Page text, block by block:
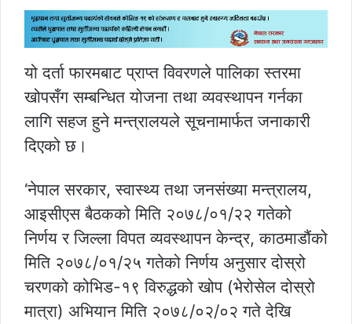
यो दर्ता फारमबाट प्राप्त विवरणले पालिका स्तरमा
खोपसँग सम्बन्धित योजना तथा व्यवस्थापन गर्नका
लागि सहज हुने मन्त्रालयले सूचनामार्फत जनाकारी
दिएको छ।
‘नेपाल सरकार, स्वास्थ्य तथा जनसंख्या मन्त्रालय,
आइसीएस बैठकको मिति २०७८/०१/२२ गतेको
निर्णय र जिल्ला विपत व्यवस्थापन केन्द्र, काठमाडौंको
मिति २०७८/०१/२५ गतेको निर्णय अनुसार दोस्रो
चरणको कोभिड-१९ विरुद्धको खोप (भेरोसेल दोस्रो
मात्रा) अभियान मिति २०७८/०२/०२ गते देखि